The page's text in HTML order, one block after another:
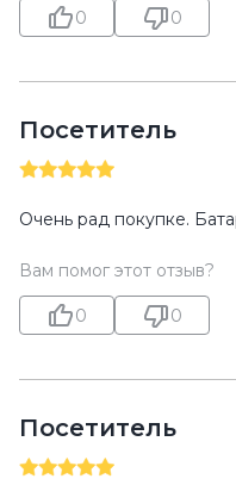
0 0
Посетитель
Очень рад покупке.
Вам помог этот отзыв?
0 0
Посетитель